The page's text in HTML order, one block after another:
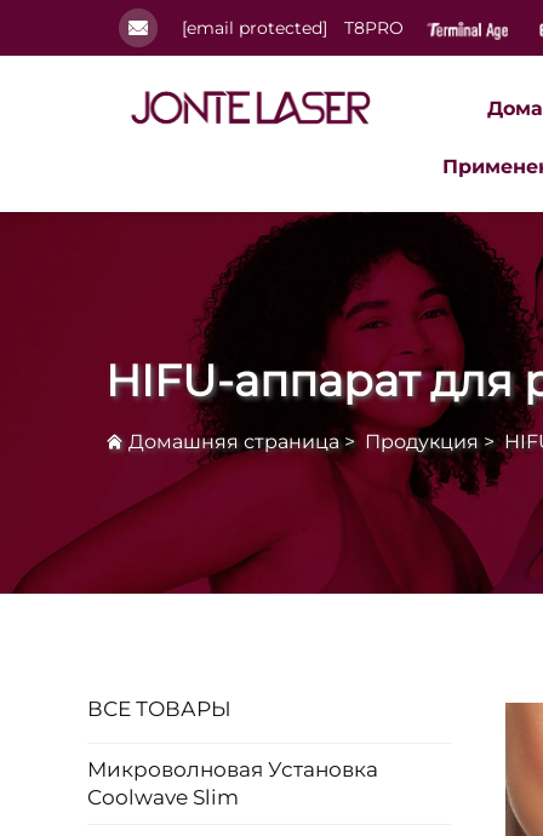
[email protected] T8PRO
HIFU-аппарат для
Домашняя страница> Продукция>
ВСЕ ТОВАРЫ
Микроволновая Установка
Coolwave Slim